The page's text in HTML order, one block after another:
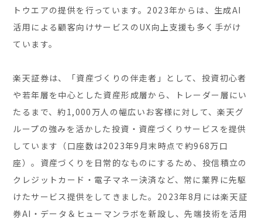
トウエアの提供を行っています。2023年からは、生成AI
活用による顧客向けサービスのUX向上支援も多く手がけ
ています。
楽天証券は、「資産づくりの伴走者」として、投資初心者
や若年層を中心とした資産形成層から、トレーダー層にい
たるまで、約1,000万人の幅広いお客様に対して、楽天グ
ループの強みを活かした投資・資産づくりサービスを提供
しています（口座数は2023年9月末時点で約968万口
座）。資産づくりを日常的なものにするため、投信積立の
クレジットカード・電子マネー決済など、常に業界に先駆
けたサービス提供をしてきました。2023年8月には楽天証
券AI・データ＆ヒューマンラボを新設し、先端技術を活用